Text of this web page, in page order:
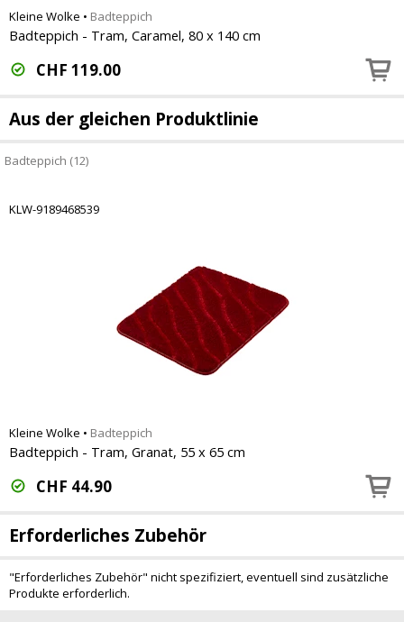
Kleine Wolke • Badteppich
Badteppich - Tram, Caramel, 80 x 140 cm
CHF 119.00
Aus der gleichen Produktlinie
Badteppich (12)
KLW-9189468539
Kleine Wolke • Badteppich
Badteppich - Tram, Granat, 55 x 65 cm
CHF 44.90
Erforderliches Zubehör
"Erforderliches Zubehör" nicht spezifiziert, eventuell sind zusätzliche
Produkte erforderlich.